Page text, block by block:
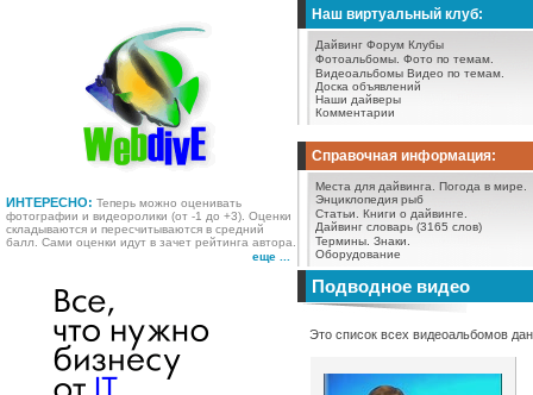
ИНТЕРЕСНО: Теперь можно оценивать
фотографии и видеоролики (от -1 до +3). Оценки
складываются и пересчитываются в средний
балл. Сами оценки идут в зачет рейтинга автора.
еще ...
Наш виртуальный клуб:
Дайвинг Форум Клубы
Фотоальбомы. Фото по темам.
Видеоальбомы Видео по темам.
Доска объявлений
Наши дайверы
Комментарии
Справочная информация:
Места для дайвинга.
Погода в мире.
Энциклопедия рыб
Статьи.
Книги о дайвинге.
Дайвинг словарь (3165 слов)
Термины. Знаки.
Оборудование
Подводное видео
Это список всех видеоальбомов